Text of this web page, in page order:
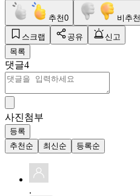
추천0 비추천
스크랩 공유
신고
목록
댓글4
사진첨부
등록
추천순
최신순 등록순
.